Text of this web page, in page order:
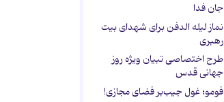
جان فدا
نماز لیله الدفن برای شهدای بیت
رهبری
طرح اختصاصی تبیان ویژه روز
جهانی قدس
فومو؛ غول جیب‌بر فضای مجازی!